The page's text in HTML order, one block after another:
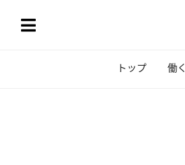
トップ 働く